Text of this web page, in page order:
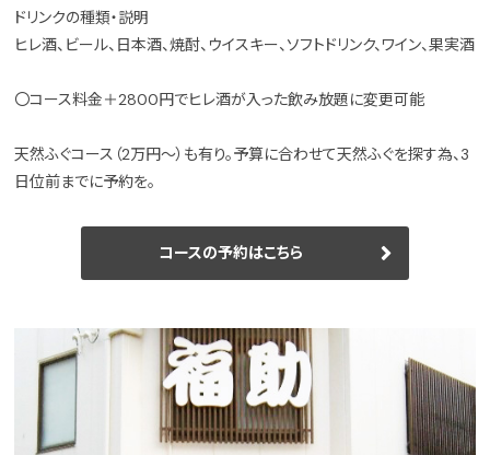
ドリンクの種類・説明
ヒレ酒、ビール、日本酒、焼酎、ウイスキー、ソフトドリンク、ワイン、果実酒
〇コース料金＋2800円でヒレ酒が入った飲み放題に変更可能
天然ふぐコース（2万円～）も有り。予算に合わせて天然ふぐを探す為、3
日位前までに予約を。
コースの予約はこちら